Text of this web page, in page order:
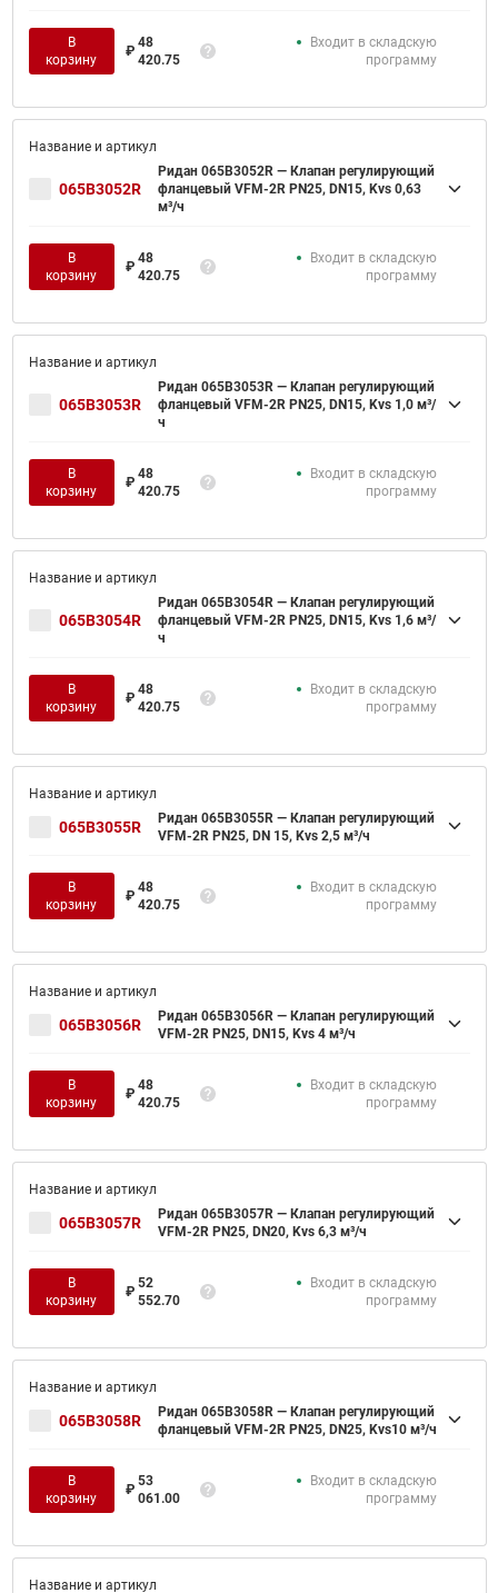
В
корзину
₽
48
420.75
Входит в складскую
программу
065B3052R
Ридан 065B3052R — Клапан регулирующий
фланцевый VFM-2R PN25, DN15, Kvs 0,63
м³/ч
В
корзину
₽
48
420.75
Входит в складскую
программу
065B3053R
Ридан 065B3053R — Клапан регулирующий
фланцевый VFM-2R PN25, DN15, Kvs 1,0 м³/
ч
В
корзину
₽
48
420.75
Входит в складскую
программу
065B3054R
Ридан 065B3054R — Клапан регулирующий
фланцевый VFM-2R PN25, DN15, Kvs 1,6 м³/
ч
В
корзину
₽
48
420.75
Входит в складскую
программу
065B3055R
Ридан 065B3055R — Клапан регулирующий
VFM-2R PN25, DN 15, Kvs 2,5 м³/ч
В
корзину
₽
48
420.75
Входит в складскую
программу
065B3056R
Ридан 065B3056R — Клапан регулирующий
VFM-2R PN25, DN15, Kvs 4 м³/ч
В
корзину
₽
48
420.75
Входит в складскую
программу
065B3057R
Ридан 065B3057R — Клапан регулирующий
VFM-2R PN25, DN20, Kvs 6,3 м³/ч
В
корзину
₽
52
552.70
Входит в складскую
программу
065B3058R
Ридан 065B3058R — Клапан регулирующий
фланцевый VFM-2R PN25, DN25, Kvs10 м³/ч
В
корзину
₽
53
061.00
Входит в складскую
программу